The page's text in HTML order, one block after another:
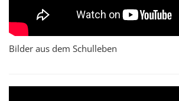
Bilder aus dem Schulleben